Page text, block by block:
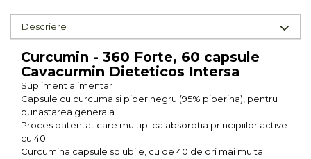
Descriere
Curcumin - 360 Forte, 60 capsule
Cavacurmin Dieteticos Intersa
Supliment alimentar
Capsule cu curcuma si piper negru (95% piperina), pentru
bunastarea generala
Proces patentat care multiplica absorbtia principiilor active
cu 40.
Curcumina capsule solubile, cu de 40 de ori mai multa